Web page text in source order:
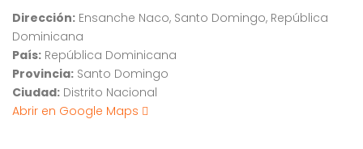
Dirección: Ensanche Naco, Santo Domingo, República
Dominicana
País: República Dominicana
Provincia: Santo Domingo
Ciudad: Distrito Nacional
Abrir en Google Maps